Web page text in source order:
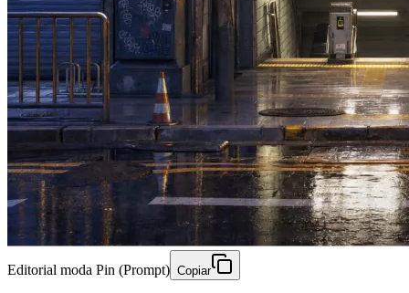
Editorial moda Pin (Prompt) Copiar